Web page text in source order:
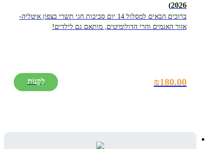
2026)
ברוכים הבאים למסלול 14 יום סביבות חגי תשרי בצפון איטליה-
אזור האגמים והרי הדולומיטים, מותאם גם לילדים!
₪180.00